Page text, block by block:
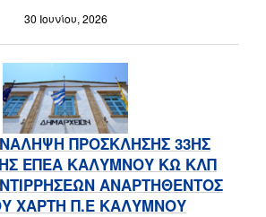
30 Ιουνίου, 2026
ΠΡΟΣΚΛΗΣΗΣ 33ΗΣ
ΕΠΕΑ ΚΑΛΥΜΝΟΥ ΚΩ ΚΛΠ
ΑΝΑΡΤΗΘΕΝΤΟΣ
ΧΑΡΤΗ Π.Ε ΚΑΛΥΜΝΟΥ